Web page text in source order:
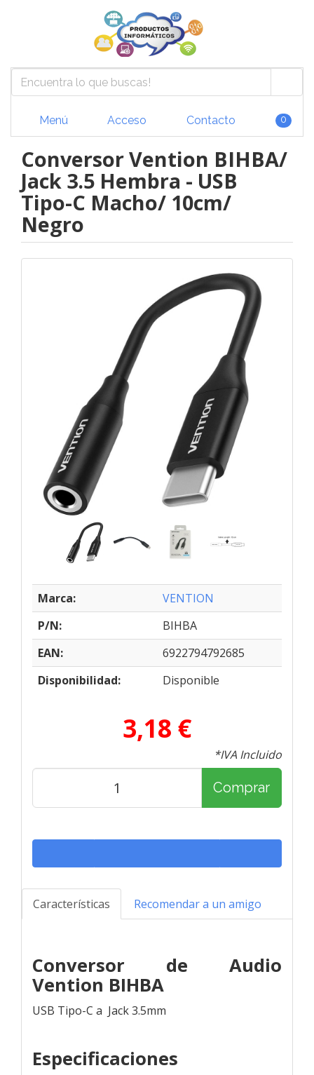
Menú Acceso Contacto 0
Conversor Vention BIHBA/
Jack 3.5 Hembra - USB
Tipo-C Macho/ 10cm/
Negro
Marca:
VENTION
P/N:
BIHBA
EAN:
6922794792685
Disponibilidad:
Disponible
3,18 €
*IVA Incluido
Comprar
Características Recomendar a un amigo
Conversor de Audio
Vention BIHBA
USB Tipo-C a Jack 3.5mm
Especificaciones